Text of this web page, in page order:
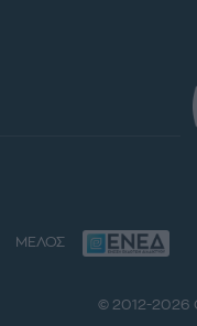
ΜΕΛΟΣ
© 2012-2026